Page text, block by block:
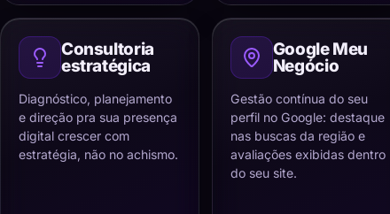
Consultoria
estratégica
Diagnóstico, planejamento
e direção pra sua presença
digital crescer com
estratégia, não no achismo.
Google Meu
Negócio
Gestão contínua do seu
perfil no Google: destaque
nas buscas da região e
avaliações exibidas dentro
do seu site.